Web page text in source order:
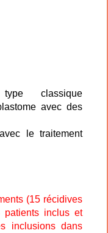
classique
avec des
le traitement
(15 récidives
inclus et
inclusions dans